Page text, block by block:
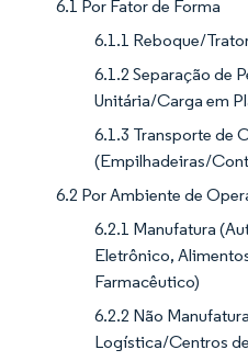
6.1 Por Fator de Forma
6.1.1 Reboque/
6.1.2 Separação de
Unitária/Carga em
6.1.3 Transporte de
(Empilhadeiras/
6.2 Por Ambiente de
6.2.1 Manufatura
Eletrônico,
Farmacêutico)
6.2.2 Não
Logística/Centros